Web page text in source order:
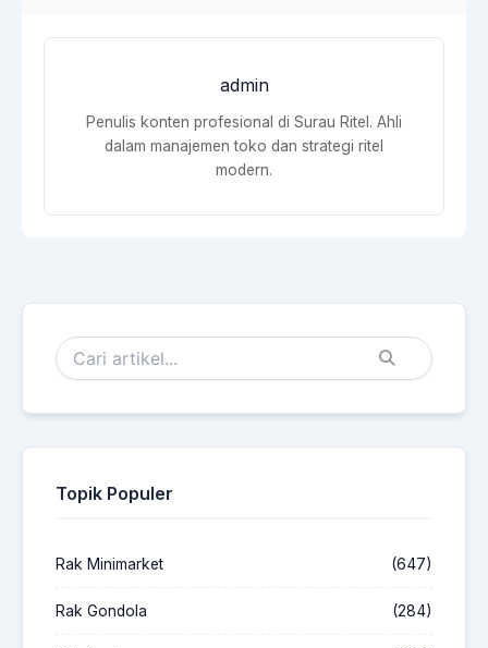
admin
Penulis konten profesional di Surau Ritel. Ahli
dalam manajemen toko dan strategi ritel
modern.
Topik Populer
Rak Minimarket (647)
Rak Gondola (284)